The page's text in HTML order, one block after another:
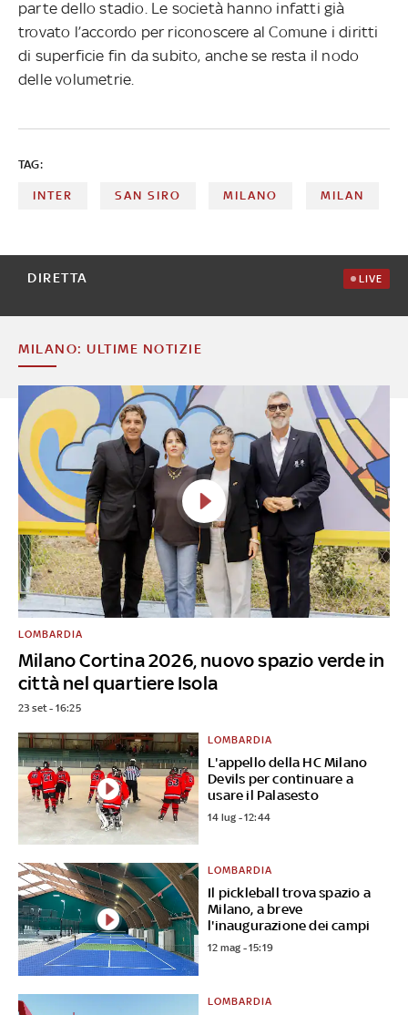
parte dello stadio. Le società hanno infatti già
trovato l’accordo per riconoscere al Comune i diritti
di superficie fin da subito, anche se resta il nodo
delle volumetrie.
TAG:
INTER SAN SIRO MILANO MILAN
DIRETTA LIVE
MILANO: ULTIME NOTIZIE
Milano Cortina 2026, nuovo spazio verde in
città nel quartiere Isola
LOMBARDIA
23 set - 16:25
L'appello della HC Milano
Devils per continuare a
usare il Palasesto
LOMBARDIA
14 lug - 12:44
Il pickleball trova spazio a
Milano, a breve
l'inaugurazione dei campi
LOMBARDIA
12 mag - 15:19
LOMBARDIA